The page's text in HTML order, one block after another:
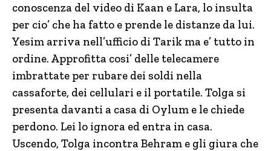
conoscenza del video di Kaan e Lara, lo insulta
per cio’ che ha fatto e prende le distanze da lui.
Yesim arriva nell’ufficio di Tarik ma e’ tutto in
ordine. Approfitta cosi’ delle telecamere
imbrattate per rubare dei soldi nella
cassaforte, dei cellulari e il portatile. Tolga si
presenta davanti a casa di Oylum e le chiede
perdono. Lei lo ignora ed entra in casa.
Uscendo, Tolga incontra Behram e gli giura che